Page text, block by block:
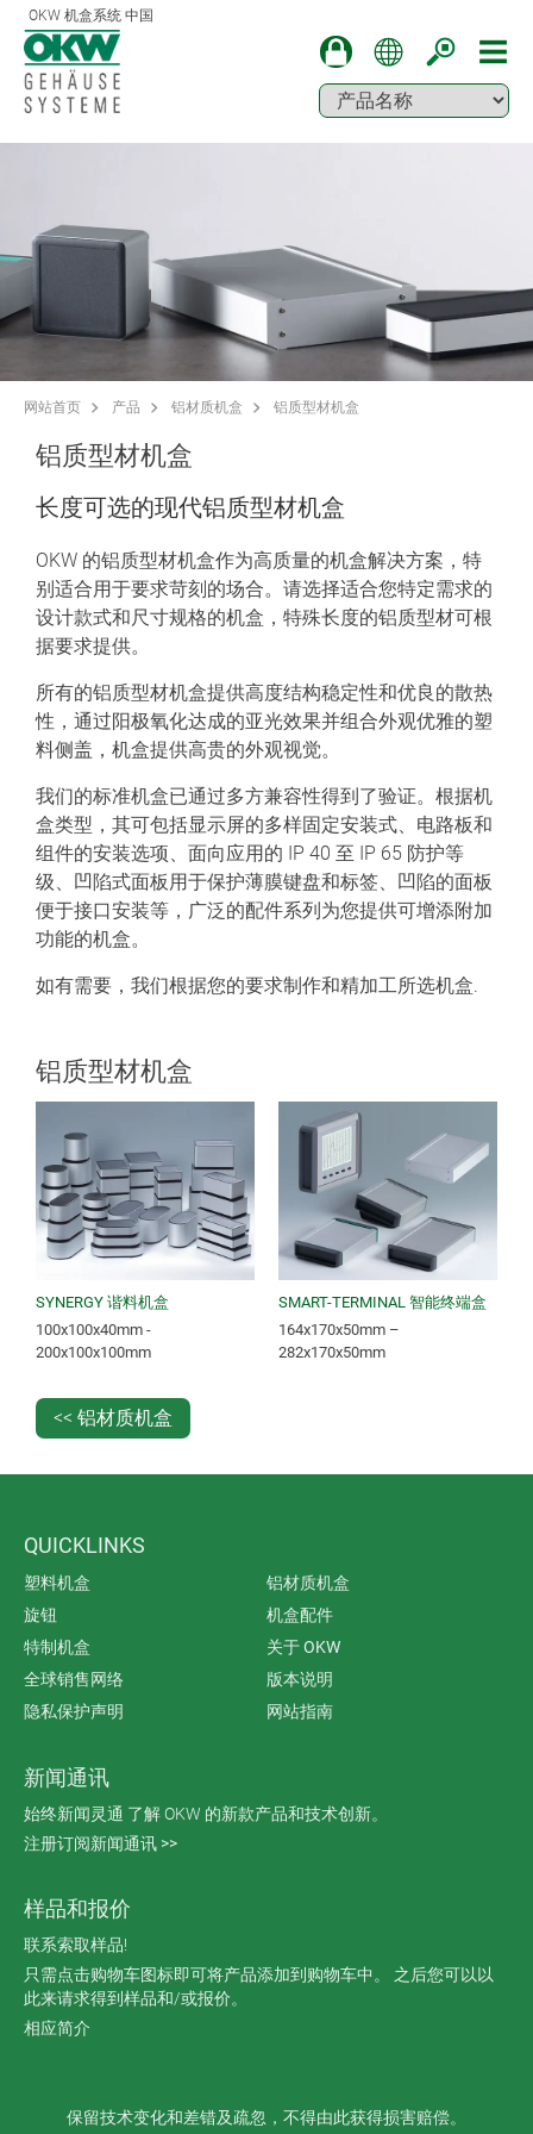
OKW 机盒系统 中国
网站首页 产品 铝材质机盒 铝质型材机盒
铝质型材机盒
长度可选的现代铝质型材机盒
OKW 的铝质型材机盒作为高质量的机盒解决方案，特
别适合用于要求苛刻的场合。请选择适合您特定需求的
设计款式和尺寸规格的机盒，特殊长度的铝质型材可根
据要求提供。
所有的铝质型材机盒提供高度结构稳定性和优良的散热
性，通过阳极氧化达成的亚光效果并组合外观优雅的塑
料侧盖，机盒提供高贵的外观视觉。
我们的标准机盒已通过多方兼容性得到了验证。根据机
盒类型，其可包括显示屏的多样固定安装式、电路板和
组件的安装选项、面向应用的 IP 40 至 IP 65 防护等
级、凹陷式面板用于保护薄膜键盘和标签、凹陷的面板
便于接口安装等，广泛的配件系列为您提供可增添附加
功能的机盒。
如有需要，我们根据您的要求制作和精加工所选机盒.
铝质型材机盒
SYNERGY 谐料机盒
100x100x40mm -
200x100x100mm
SMART-TERMINAL 智能终端盒
164x170x50mm –
282x170x50mm
<< 铝材质机盒
QUICKLINKS
塑料机盒
铝材质机盒
旋钮
机盒配件
特制机盒
关于 OKW
全球销售网络
版本说明
隐私保护声明
网站指南
新闻通讯
始终新闻灵通 了解 OKW 的新款产品和技术创新。
注册订阅新闻通讯 >>
样品和报价
联系索取样品!
只需点击购物车图标即可将产品添加到购物车中。 之后您可以以
此来请求得到样品和/或报价。
相应简介
保留技术变化和差错及疏忽，不得由此获得损害赔偿。